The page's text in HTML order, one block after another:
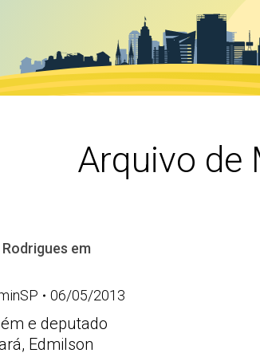
Arquivo de
em
06/05/2013
e deputado
Edmilson